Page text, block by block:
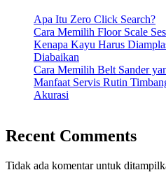
Apa Itu Zero Click Search?
Cara Memilih Floor Scale
Kenapa Kayu Harus
Diabaikan
Cara Memilih Belt Sander
Manfaat Servis Rutin
Akurasi
Recent Comments
Tidak ada komentar untuk